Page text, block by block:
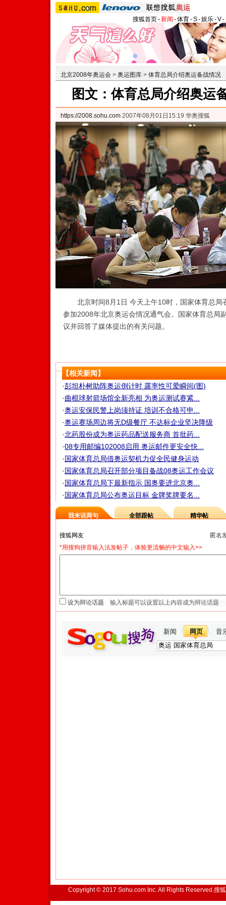
搜狐首页-新闻 -体育-S-娱乐-V-
北京2008年奥运会 > 奥运图库 > 体育总局介绍奥运备战情况
图文：体育总局介绍奥运
https://2008.sohu.com 2007年08月01日15:19 华奥搜狐
北京时间8月1日 今天上午10时，国家体育总局
参加2008年北京奥运会情况通气会。国家体育总局
议并回答了媒体提出的有关问题。
【相关新闻】
·彭坦朴树助阵奥运倒计时 露率性可爱瞬间(图)
·曲棍球射箭场馆全新亮相 为奥运测试赛紧...
·奥运安保民警上岗须持证 培训不合格可申...
·奥运赛场周边将无D级餐厅 不达标企业坚决降级
·北药股份成为奥运药品配送服务商 首批药...
·08专用邮编102008启用 奥运邮件更安全快...
·国家体育总局借奥运契机力促全民健身运动
·国家体育总局召开部分项目备战08奥运工作会议
·国家体育总局下最新指示 国奥要进北京奥...
·国家体育总局公布奥运目标 金牌奖牌要名...
我来说两句 全部跟帖 精华帖
匿名
*用搜狗拼音输入法发帖子，体验更流畅的中文输入>>
设为辩论话题
新闻 网页 音
Copyright © 2017 Sohu.com Inc. All Rights Reserved.搜